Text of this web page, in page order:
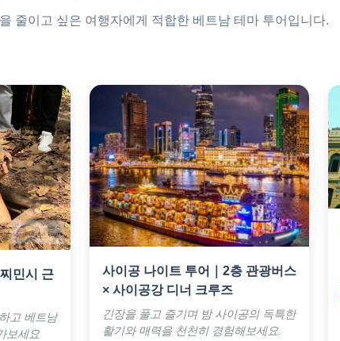
줄이고 싶은 여행자에게 적합한 베트남 테마 투어입니다.
민시 근
고 베트남
보세요
사이공 나이트 투어｜2층 관광버스
× 사이공강 디너 크루즈
긴장을 풀고 즐기며 밤 사이공의 독특한
활기와 매력을 천천히 경험해보세요.